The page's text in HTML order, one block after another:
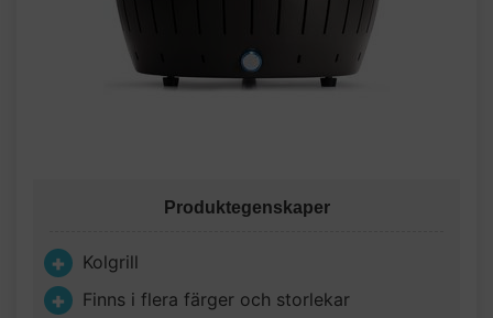
Produktegenskaper
Kolgrill
Finns i flera färger och storlekar